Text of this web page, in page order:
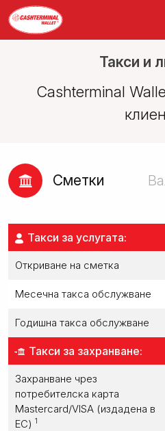
Такси и
Cashterminal
Сметки
Такси за услугата:
Откриване на сметка
Месечна такса обслужване
Годишна такса обслужване
Такси за захранване:
Захранване чрез
потребителска карта
Mastercard/VISA (издадена в
ЕС) 1